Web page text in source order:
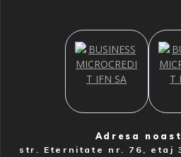
Adresa
str. Eternitate nr. 76, etaj